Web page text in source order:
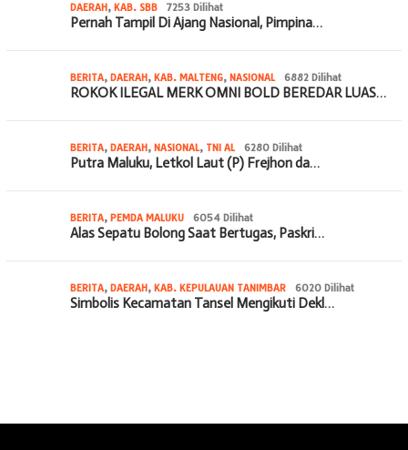
DAERAH, KAB. SBB 7253 Dilihat
Pernah Tampil Di Ajang Nasional, Pimpina…
BERITA, DAERAH, KAB. MALTENG, NASIONAL 6882 Dilihat
ROKOK ILEGAL MERK OMNI BOLD BEREDAR LUAS…
BERITA, DAERAH, NASIONAL, TNI AL 6280 Dilihat
Putra Maluku, Letkol Laut (P) Frejhon da…
BERITA, PEMDA MALUKU 6054 Dilihat
Alas Sepatu Bolong Saat Bertugas, Paskri…
BERITA, DAERAH, KAB. KEPULAUAN TANIMBAR 6020 Dilihat
Simbolis Kecamatan Tansel Mengikuti Dekl…